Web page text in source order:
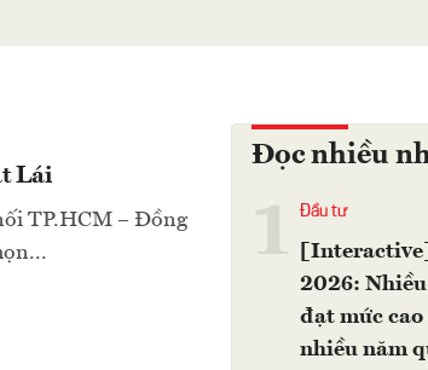
Lái
TP.HCM – Đồng
Đọc nhiều
Đầu tư
2026:
đạt mức
nhiều năm